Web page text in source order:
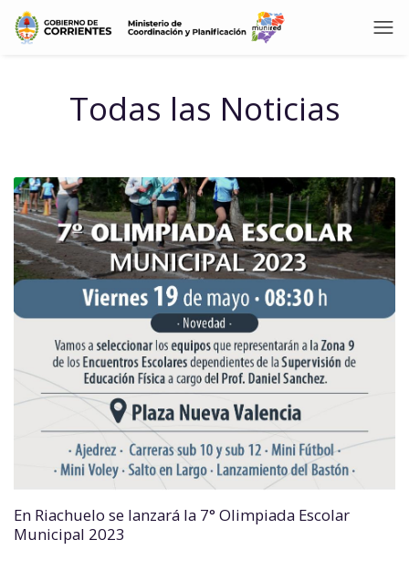
Todas las Noticias
En Riachuelo se lanzará la 7° Olimpiada Escolar
Municipal 2023